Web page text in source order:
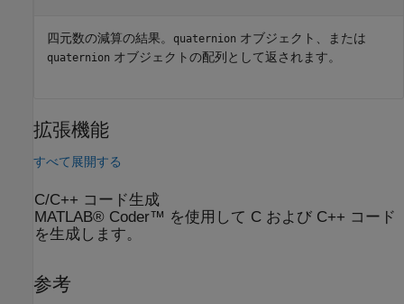
四元数の減算の結果。 quaternion オブジェクト、または
quaternion オブジェクトの配列として返されます。
拡張機能
すべて展開する
C/C++ コード生成
MATLAB® Coder™ を使用して C および C++ コード
を生成します。
参考